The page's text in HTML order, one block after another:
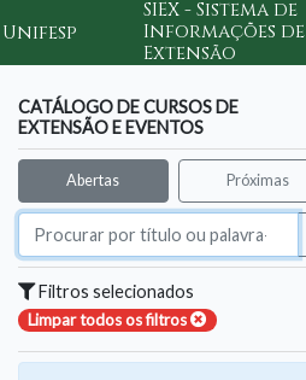
Unifesp
SIEX - Sistema de
Informações de
Extensão
CATÁLOGO DE CURSOS DE
EXTENSÃO E EVENTOS
Abertas Próximas
Filtros selecionados
Limpar todos os filtros